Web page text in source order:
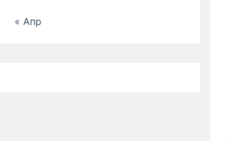
« Апр